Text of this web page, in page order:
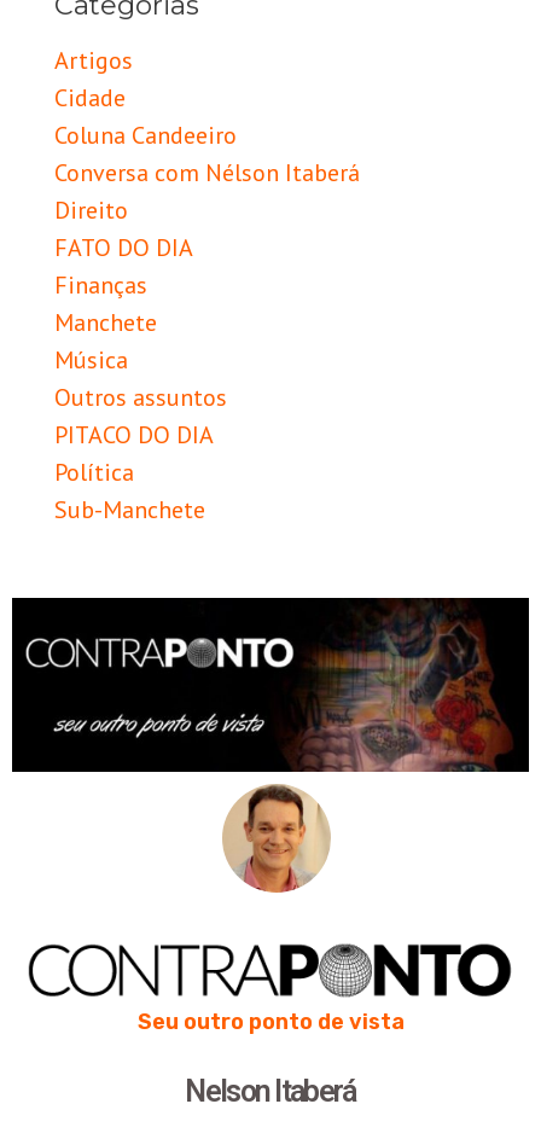
Artigos
Cidade
Coluna Candeeiro
Conversa com Nélson Itaberá
Direito
FATO DO DIA
Finanças
Manchete
Música
Outros assuntos
PITACO DO DIA
Política
Sub-Manchete
Seu outro ponto de vista
Nelson Itaberá